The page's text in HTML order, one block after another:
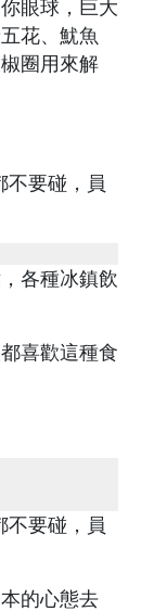
眼球，巨大
花、魷魚
圈用來解
各種冰鎮飲
喜歡這種食
的心態去